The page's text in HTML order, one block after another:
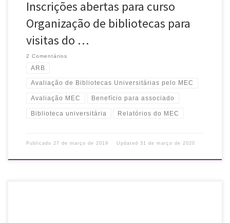
Inscrições abertas para curso
Organização de bibliotecas para
visitas do …
2 Comentários
ARB
Avaliação de Bibliotecas Universitárias pelo MEC
Avaliação MEC Benefício para associado
Biblioteca universitária Relatórios do MEC
Publicado 27 de março de 2019 Updated 31 de março de 2020